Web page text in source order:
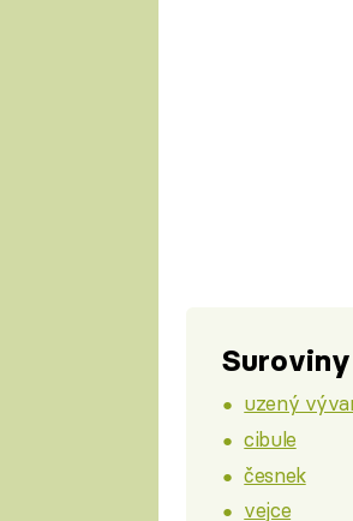
Suroviny
uzený
cibule
česnek
vejce